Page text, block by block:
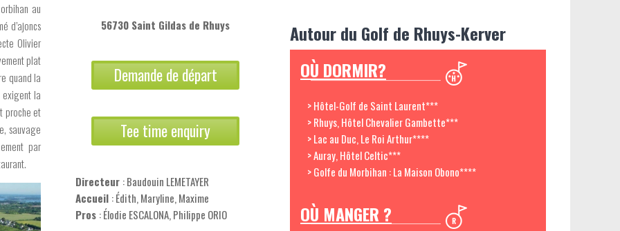
au
d’ajoncs
Olivier
plat
quand la
exigent la
proche et
sauvage
par
56730 Saint Gildas de Rhuys
Demande de départ
Tee time enquiry
Directeur : Baudouin LEMETAYER
Accueil : Édith, Maryline, Maxime
Pros : Élodie ESCALONA, Philippe ORIO
Autour du Golf de Rhuys-Kerver
OÙ DORMIR?
> Hôtel-Golf de Saint Laurent***
> Rhuys, Hôtel Chevalier Gambette***
> Lac au Duc, Le Roi Arthur****
> Auray, Hôtel Celtic***
> Golfe du Morbihan : La Maison Obono****
OÙ MANGER ?